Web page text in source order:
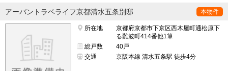
アーバントラベライフ京都清水五条別邸 本物件
所在地
京都府京都市下京区西木屋町通松原下
る難波町414番他1筆
総戸数
40戸
交通
京阪本線 清水五条駅 徒歩4分